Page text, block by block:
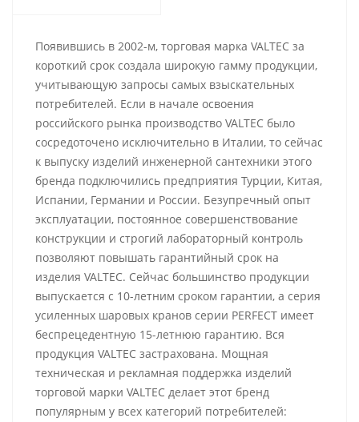
Появившись в 2002-м, торговая марка VALTEC за
короткий срок создала широкую гамму продукции,
учитывающую запросы самых взыскательных
потребителей. Если в начале освоения
российского рынка производство VALTEC было
сосредоточено исключительно в Италии, то сейчас
к выпуску изделий инженерной сантехники этого
бренда подключились предприятия Турции, Китая,
Испании, Германии и России. Безупречный опыт
эксплуатации, постоянное совершенствование
конструкции и строгий лабораторный контроль
позволяют повышать гарантийный срок на
изделия VALTEC. Сейчас большинство продукции
выпускается с 10-летним сроком гарантии, а серия
усиленных шаровых кранов серии PERFECT имеет
беспрецедентную 15-летнюю гарантию. Вся
продукция VALTEC застрахована. Мощная
техническая и рекламная поддержка изделий
торговой марки VALTEC делает этот бренд
популярным у всех категорий потребителей: